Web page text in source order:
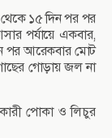
১৫ দিন পর পর
পর্যায়ে একবার,
পর আরেকবার মোট
গোড়ায় জল না
পোকা ও লিচুর